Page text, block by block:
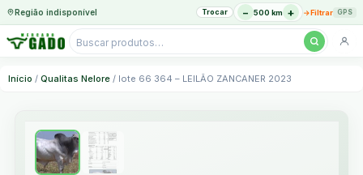
Região indisponível Trocar − 500 km + →Filtrar GPS
Pesquisar
para
Início / Qualitas Nelore / lote 66 364 – LEILÃO ZANCANER 2023